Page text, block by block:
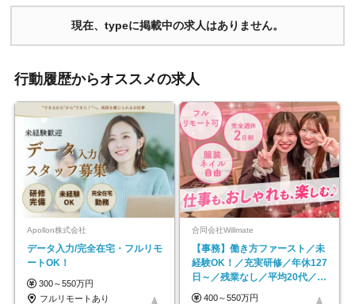
現在、typeに掲載中の求人はありません。
行動履歴からオススメの求人
Apollon株式会社
データ入力/完全在宅・フルリモ
ートOK！
300～550万円
フルリモートあり
合同会社Willmate
【事務】働き方ファースト／未
経験OK！／充実研修／年休127
日～／残業なし／平均20代／リ
モートOK
400～550万円